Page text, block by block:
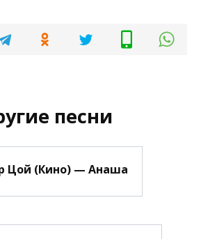
песни
Цой (Кино) — Анаша